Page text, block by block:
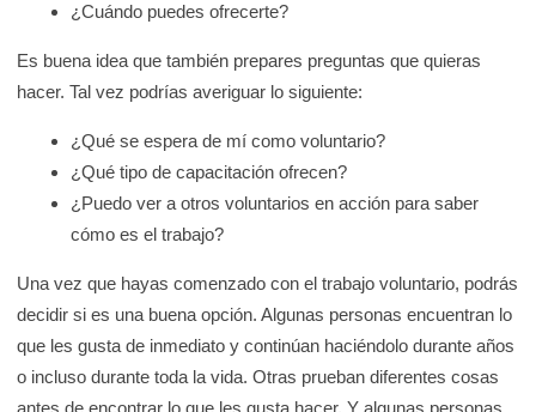
¿Cuándo puedes ofrecerte?
Es buena idea que también prepares preguntas que quieras
hacer. Tal vez podrías averiguar lo siguiente:
¿Qué se espera de mí como voluntario?
¿Qué tipo de capacitación ofrecen?
¿Puedo ver a otros voluntarios en acción para saber
cómo es el trabajo?
Una vez que hayas comenzado con el trabajo voluntario, podrás
decidir si es una buena opción. Algunas personas encuentran lo
que les gusta de inmediato y continúan haciéndolo durante años
o incluso durante toda la vida. Otras prueban diferentes cosas